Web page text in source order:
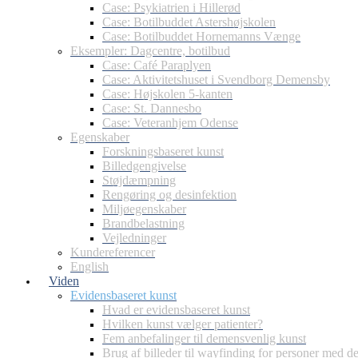
Case: Psykiatrien i Hillerød
Case: Botilbuddet Astershøjskolen
Case: Botilbuddet Hornemanns Vænge
Eksempler: Dagcentre, botilbud
Case: Café Paraplyen
Case: Aktivitetshuset i Svendborg Demensby
Case: Højskolen 5-kanten
Case: St. Dannesbo
Case: Veteranhjem Odense
Egenskaber
Forskningsbaseret kunst
Billedgengivelse
Støjdæmpning
Rengøring og desinfektion
Miljøegenskaber
Brandbelastning
Vejledninger
Kundereferencer
English
Viden
Evidensbaseret kunst
Hvad er evidensbaseret kunst
Hvilken kunst vælger patienter?
Fem anbefalinger til demensvenlig kunst
Brug af billeder til wayfinding for personer med